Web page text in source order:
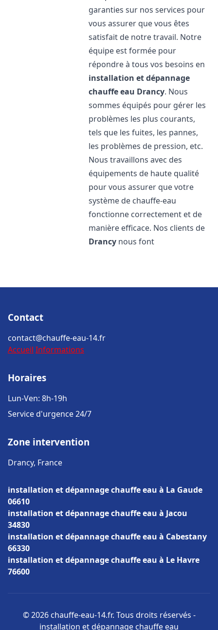
garanties sur nos services pour
vous assurer que vous êtes
satisfait de notre travail. Notre
équipe est formée pour
répondre à tous vos besoins en
installation et dépannage
chauffe eau Drancy. Nous
sommes équipés pour gérer les
problèmes les plus courants,
tels que les fuites, les pannes,
les problèmes de pression, etc.
Nous travaillons avec des
équipements de haute qualité
pour vous assurer que votre
système de chauffe-eau
fonctionne correctement et de
manière efficace. Nos clients de
Drancy nous font
Contact
contact@chauffe-eau-14.fr
Accueil Informations
Horaires
Lun-Ven: 8h-19h
Service d'urgence 24/7
Zone intervention
Drancy, France
installation et dépannage chauffe eau à La Gaude
06610
installation et dépannage chauffe eau à Jacou
34830
installation et dépannage chauffe eau à Cabestany
66330
installation et dépannage chauffe eau à Le Havre
76600
© 2026 chauffe-eau-14.fr. Tous droits réservés -
installation et dépannage chauffe eau